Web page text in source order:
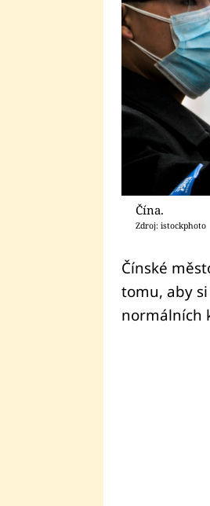
Čína.
Zdroj: istockphoto
Čínské
tomu, aby
normálních